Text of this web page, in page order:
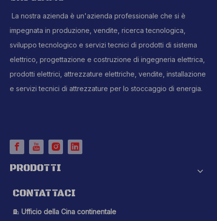
La nostra azienda è un'azienda professionale che si è
impegnata in produzione, vendite, ricerca tecnologica,
sviluppo tecnologico e servizi tecnici di prodotti di sistema
elettrico, progettazione e costruzione di ingegneria elettrica,
prodotti elettrici, attrezzature elettriche, vendite, installazione
e servizi tecnici di attrezzature per lo stoccaggio di energia.
PRODOTTI
CONTATTACI
 Ufficio della Cina continentale